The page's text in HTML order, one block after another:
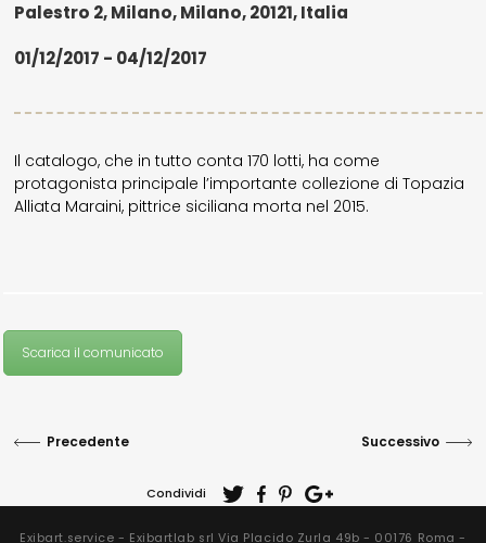
Palestro 2, Milano, Milano, 20121, Italia
01/12/2017 - 04/12/2017
Il catalogo, che in tutto conta 170 lotti, ha come
protagonista principale l’importante collezione di Topazia
Alliata Maraini, pittrice siciliana morta nel 2015.
Scarica il comunicato
Precedente Successivo
Condividi
Exibart.service - Exibartlab srl Via Placido Zurla 49b - 00176 Roma -